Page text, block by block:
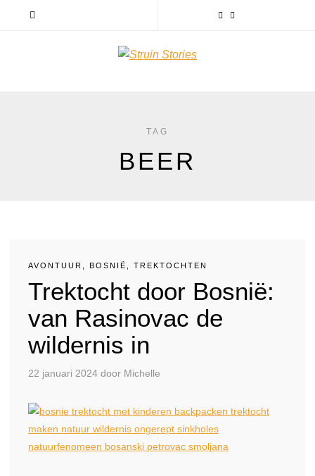
TAG
BEER
AVONTUUR BOSNIË TREKTOCHTEN
Trektocht door Bosnië:
van Rasinovac de
wildernis in
22 januari 2024 door Michelle